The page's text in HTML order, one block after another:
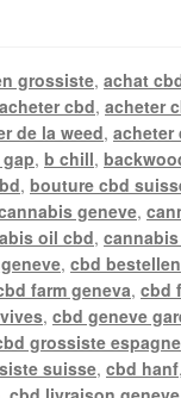
grossiste,achat
acheter cbd,acheter
de la weed,acheter
,b chill,
,bouture cbd
geneve,
oil cbd,
,cbd bestellen
farm geneva,cbd
,cbd geneve
grossiste espagne
suisse,cbd hanf